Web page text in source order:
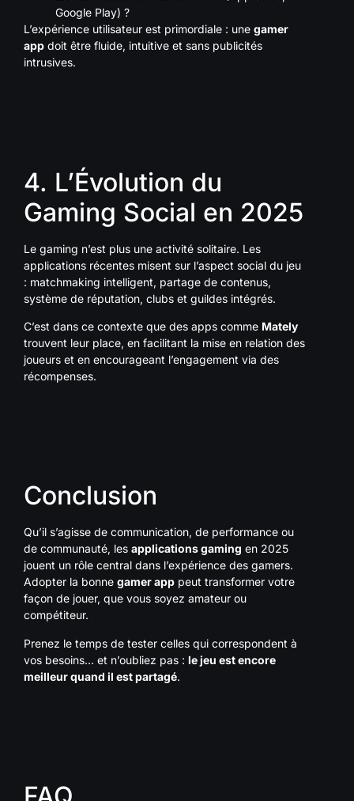
Google Play) ?
L’expérience utilisateur est primordiale : une gamer
app doit être fluide, intuitive et sans publicités
intrusives.
4. L’Évolution du
Gaming Social en 2025
Le gaming n’est plus une activité solitaire. Les
applications récentes misent sur l’aspect social du jeu
: matchmaking intelligent, partage de contenus,
système de réputation, clubs et guildes intégrés.
C’est dans ce contexte que des apps comme Mately
trouvent leur place, en facilitant la mise en relation des
joueurs et en encourageant l’engagement via des
récompenses.
Conclusion
Qu’il s’agisse de communication, de performance ou
de communauté, les applications gaming en 2025
jouent un rôle central dans l’expérience des gamers.
Adopter la bonne gamer app peut transformer votre
façon de jouer, que vous soyez amateur ou
compétiteur.
Prenez le temps de tester celles qui correspondent à
vos besoins… et n’oubliez pas : le jeu est encore
meilleur quand il est partagé.